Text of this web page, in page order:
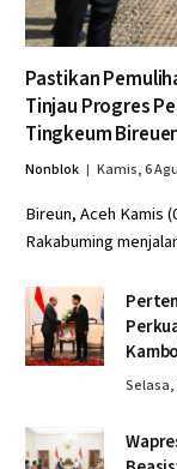
Pastikan
Tinjau Progres
Tingkeum
Nonblok Kamis, 6
Bireun, Aceh Kamis
Rakabuming
Selasa,